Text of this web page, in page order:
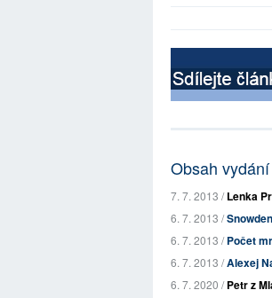
Obsah
7. 7. 2013 /Lenka
6. 7. 2013 /
6. 7. 2013 /Počet
6. 7. 2013 /Alexej
6. 7. 2020 /Petr z